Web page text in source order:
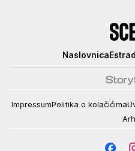
Naslovnica
ImpressumPolitika o kolačićima